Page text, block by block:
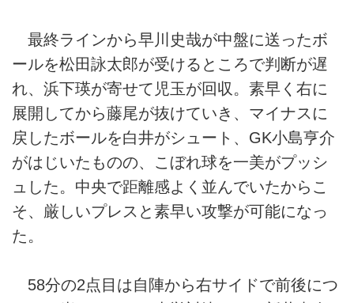
最終ラインから早川史哉が中盤に送ったボ
ールを松田詠太郎が受けるところで判断が遅
れ、浜下瑛が寄せて児玉が回収。素早く右に
展開してから藤尾が抜けていき、マイナスに
戻したボールを白井がシュート、GK小島亨介
がはじいたものの、こぼれ球を一美がプッシ
ュした。中央で距離感よく並んでいたからこ
そ、厳しいプレスと素早い攻撃が可能になっ
た。
58分の2点目は自陣から右サイドで前後につ